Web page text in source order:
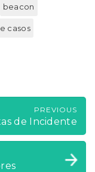
beacon
casos
PREVIOUS
de Incidente